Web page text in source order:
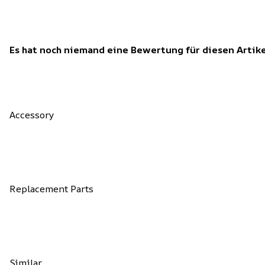
Es hat noch niemand eine Bewertung für diesen
Accessory
Replacement Parts